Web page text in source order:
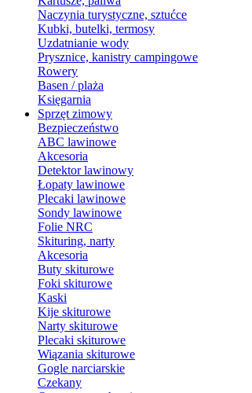
Naczynia turystyczne, sztućce
Kubki, butelki, termosy
Uzdatnianie wody
Prysznice, kanistry campingowe
Rowery
Basen / plaża
Księgarnia
Sprzęt zimowy
Bezpieczeństwo
ABC lawinowe
Akcesoria
Detektor lawinowy
Łopaty lawinowe
Plecaki lawinowe
Sondy lawinowe
Folie NRC
Skituring, narty
Akcesoria
Buty skiturowe
Foki skiturowe
Kaski
Kije skiturowe
Narty skiturowe
Plecaki skiturowe
Wiązania skiturowe
Gogle narciarskie
Czekany